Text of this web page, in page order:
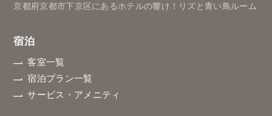
京都府京都市下京区にあるホテルの響け！リズと青い鳥ルーム
宿泊
客室一覧
宿泊プラン一覧
サービス・アメニティ